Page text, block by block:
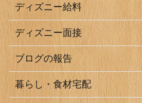
ディズニー給料
ディズニー面接
ブログの報告
暮らし・食材宅配